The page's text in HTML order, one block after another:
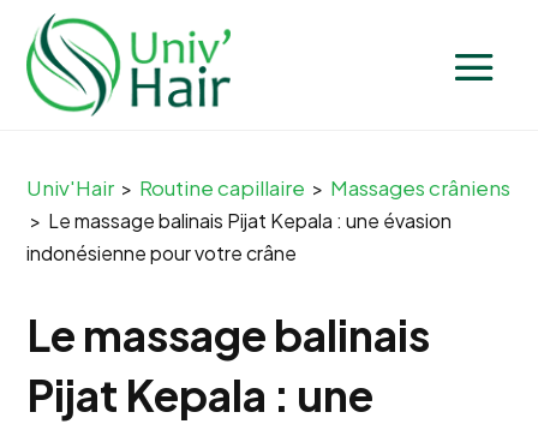
Univ'Hair > Routine capillaire > Massages crâniens
> Le massage balinais Pijat Kepala : une évasion
indonésienne pour votre crâne
Le massage balinais
Pijat Kepala : une